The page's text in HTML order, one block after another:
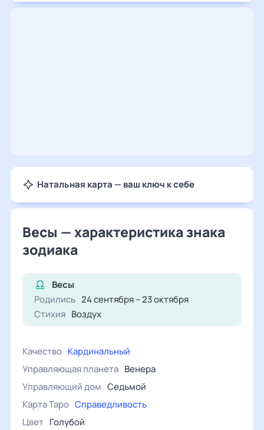
Стрелец — характеристика знака
Водолей — характеристика знака
Рыбы — характеристика знака
Натальная карта — ваш ключ к себе
Весы — характеристика знака
зодиака
Весы
Родились 24 сентября – 23 октября
Стихия Воздух
Качество
кардинальный
Управляющая планета
венера
Управляющий дом
седьмой
Карта Таро
справедливость
Цвет
голубой